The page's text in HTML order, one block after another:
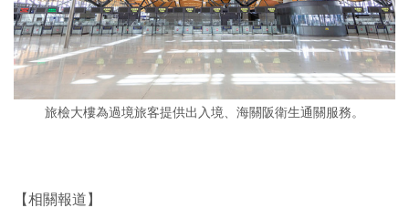
旅檢大樓為過境旅客提供出入境、海關阪衛生通關服務。
【相關報道】